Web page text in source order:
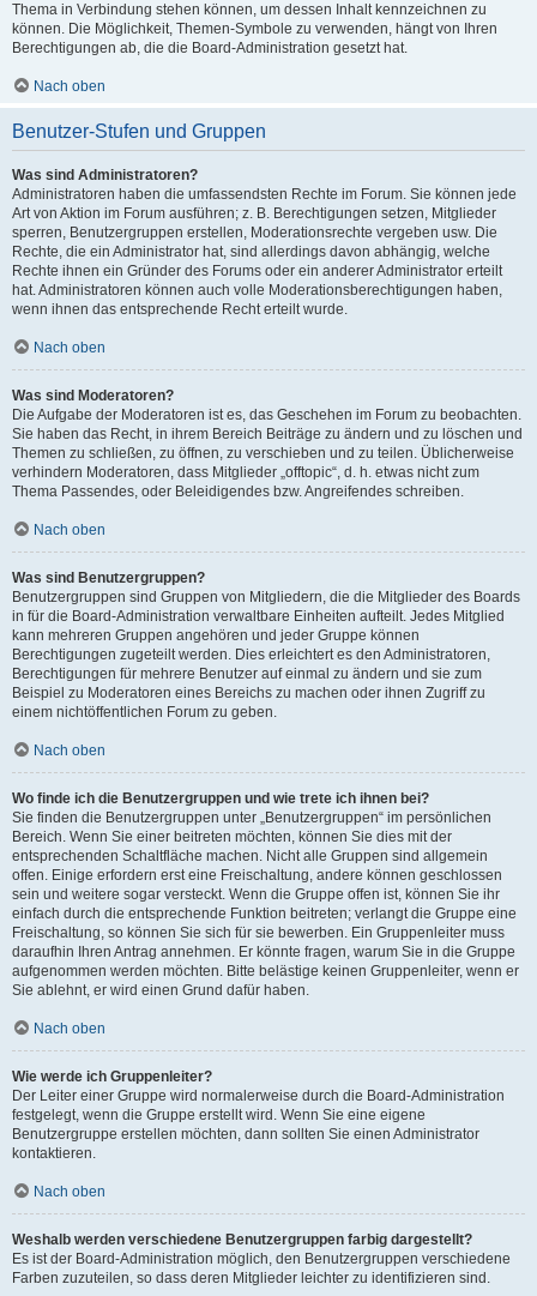
Thema in Verbindung stehen können, um dessen Inhalt kennzeichnen zu
können. Die Möglichkeit, Themen-Symbole zu verwenden, hängt von Ihren
Berechtigungen ab, die die Board-Administration gesetzt hat.
Nach oben
Benutzer-Stufen und Gruppen
Was sind Administratoren?
Administratoren haben die umfassendsten Rechte im Forum. Sie können jede
Art von Aktion im Forum ausführen; z. B. Berechtigungen setzen, Mitglieder
sperren, Benutzergruppen erstellen, Moderationsrechte vergeben usw. Die
Rechte, die ein Administrator hat, sind allerdings davon abhängig, welche
Rechte ihnen ein Gründer des Forums oder ein anderer Administrator erteilt
hat. Administratoren können auch volle Moderationsberechtigungen haben,
wenn ihnen das entsprechende Recht erteilt wurde.
Nach oben
Was sind Moderatoren?
Die Aufgabe der Moderatoren ist es, das Geschehen im Forum zu beobachten.
Sie haben das Recht, in ihrem Bereich Beiträge zu ändern und zu löschen und
Themen zu schließen, zu öffnen, zu verschieben und zu teilen. Üblicherweise
verhindern Moderatoren, dass Mitglieder „offtopic“, d. h. etwas nicht zum
Thema Passendes, oder Beleidigendes bzw. Angreifendes schreiben.
Nach oben
Was sind Benutzergruppen?
Benutzergruppen sind Gruppen von Mitgliedern, die die Mitglieder des Boards
in für die Board-Administration verwaltbare Einheiten aufteilt. Jedes Mitglied
kann mehreren Gruppen angehören und jeder Gruppe können
Berechtigungen zugeteilt werden. Dies erleichtert es den Administratoren,
Berechtigungen für mehrere Benutzer auf einmal zu ändern und sie zum
Beispiel zu Moderatoren eines Bereichs zu machen oder ihnen Zugriff zu
einem nichtöffentlichen Forum zu geben.
Nach oben
Wo finde ich die Benutzergruppen und wie trete ich ihnen bei?
Sie finden die Benutzergruppen unter „Benutzergruppen“ im persönlichen
Bereich. Wenn Sie einer beitreten möchten, können Sie dies mit der
entsprechenden Schaltfläche machen. Nicht alle Gruppen sind allgemein
offen. Einige erfordern erst eine Freischaltung, andere können geschlossen
sein und weitere sogar versteckt. Wenn die Gruppe offen ist, können Sie ihr
einfach durch die entsprechende Funktion beitreten; verlangt die Gruppe eine
Freischaltung, so können Sie sich für sie bewerben. Ein Gruppenleiter muss
daraufhin Ihren Antrag annehmen. Er könnte fragen, warum Sie in die Gruppe
aufgenommen werden möchten. Bitte belästige keinen Gruppenleiter, wenn er
Sie ablehnt, er wird einen Grund dafür haben.
Nach oben
Wie werde ich Gruppenleiter?
Der Leiter einer Gruppe wird normalerweise durch die Board-Administration
festgelegt, wenn die Gruppe erstellt wird. Wenn Sie eine eigene
Benutzergruppe erstellen möchten, dann sollten Sie einen Administrator
kontaktieren.
Nach oben
Weshalb werden verschiedene Benutzergruppen farbig dargestellt?
Es ist der Board-Administration möglich, den Benutzergruppen verschiedene
Farben zuzuteilen, so dass deren Mitglieder leichter zu identifizieren sind.